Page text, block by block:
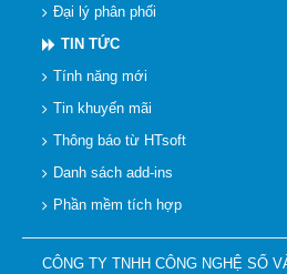
Đại lý phân phối
TIN TỨC
Tính năng mới
Tin khuyến mãi
Thông báo từ HTsoft
Danh sách add-ins
Phần mềm tích hợp
CÔNG TY TNHH CÔNG NGHỆ SỐ